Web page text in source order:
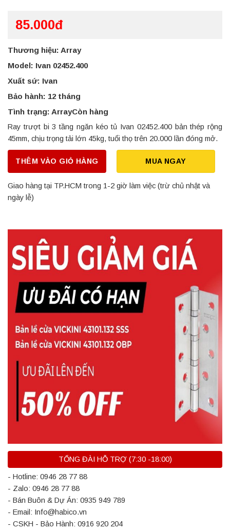
85.000đ
Thương hiệu: Array
Model: Ivan 02452.400
Xuất sứ: Ivan
Bảo hành: 12 tháng
Tình trạng: ArrayCòn hàng
Ray trượt bi 3 tầng ngăn kéo tủ Ivan 02452.400 bản thép rộng
45mm, chịu trọng tải lớn 45kg, tuổi thọ trên 20.000 lần đóng mở.
THÊM VÀO GIỎ HÀNG MUA NGAY
Giao hàng tại TP.HCM trong 1-2 giờ làm việc (trừ chủ nhật và
ngày lễ)
TỔNG ĐÀI HỖ TRỢ (7:30 -18:00)
- Hotline: 0946 28 77 88
- Zalo: 0946 28 77 88
- Bán Buôn & Dự Án: 0935 949 789
- Email: Info@habico.vn
- CSKH - Bảo Hành: 0916 920 204